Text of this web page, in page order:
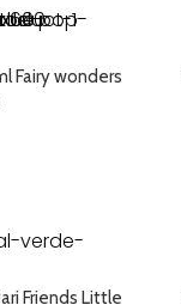
Fairy wonders
Friends Little